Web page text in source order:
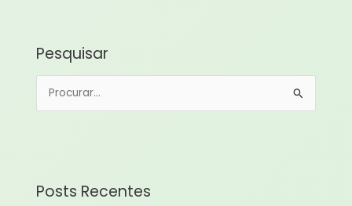
Pesquisar
iPosts Recentes